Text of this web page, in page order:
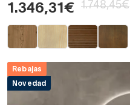
1.346,31€ 1.748,45€
Rebajas
Novedad